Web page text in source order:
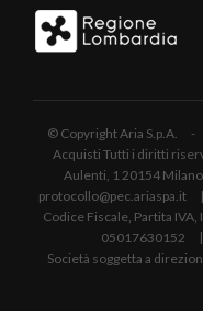
© Copyright Aria S.p.A. -
Acquisti Tutti i diritti
Aulenti, 1 20154
Codice Fiscale, Partita
05017630152 |
Società soggetta a